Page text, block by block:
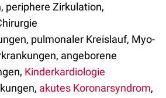
periphere Zirkulation,
pulmonaler Kreislauf, Myo-
angeborene
Kinderkardiologie
akutes Koronarsyndrom,